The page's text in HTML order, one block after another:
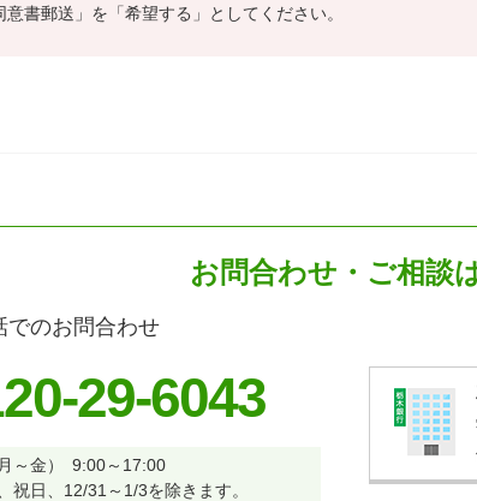
書郵送」を「希望する」としてください。
お問合わせ・ご相談
でのお問合わせ
29-6043
～金）
9:00～17:00
祝日、12/31～1/3を除きます。